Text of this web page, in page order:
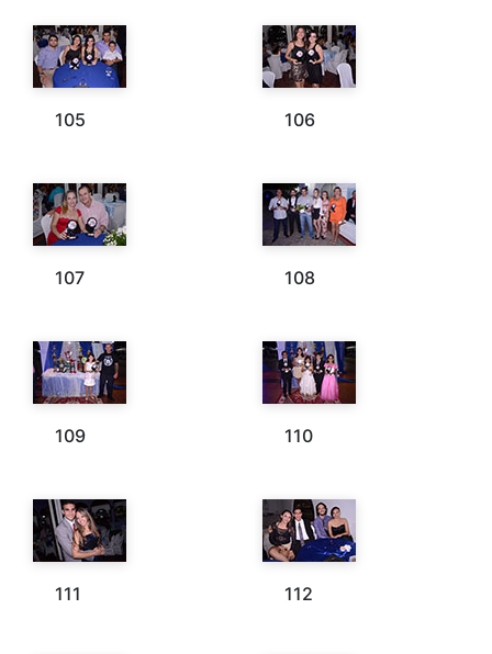
105 106
107 108
109 110
111 112